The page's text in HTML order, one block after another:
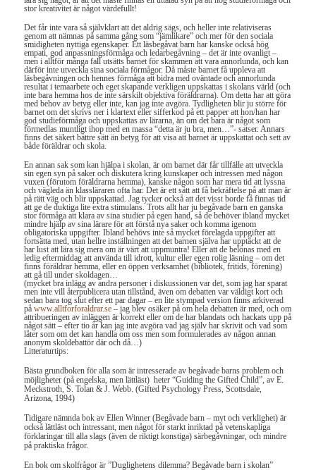
stor kreativitet är något värdefullt!
Det får inte vara så självklart att det aldrig sägs, och heller inte relativiseras
genom att nämnas på samma gång som “jämlikare” och mer för den sociala
smidigheten nyttiga egenskaper. Ett läsbegåvat barn har kanske också hög
empati, god anpassningsförmåga och ledarbegåvning – det är inte ovanligt –
men i alltför många fall utsätts barnet för skammen att vara annorlunda, och kan
därför inte utveckla sina sociala förmågor. Då måste barnet få uppleva att
läsbegåvningen och hennes förmåga att bidra med oväntade och annorlunda
resultat i temaarbete och eget skapande verkligen uppskattas i skolans värld (och
inte bara hemma hos de inte särskilt objektiva föräldrarna). Om detta har att göra
med behov av betyg eller inte, kan jag inte avgöra. Tydligheten blir ju större för
barnet om det skrivs ner i klartext eller sifferkod på ett papper att hon/han har
god studieförmåga och uppskattas av lärarna, än om det bara är något som
förmedlas muntligt ihop med en massa “detta är ju bra, men…”- satser. Annars
finns det säkert bättre sätt än betyg för att visa att barnet är uppskattat och sett av
både föräldrar och skola.
En annan sak som kan hjälpa i skolan, är om barnet där får tillfälle att utveckla
sin egen syn på saker och diskutera kring kunskaper och intressen med någon
vuxen (förutom föräldrarna hemma), kanske någon som har mera tid att lyssna
och vägleda än klassläraren ofta har. Det är ett sätt att få bekräftelse på att man är
på rätt väg och blir uppskattad. Jag tycker också att det visst borde få finnas tid
att ge de duktiga lite extra stimulans. Trots allt har ju begåvade barn en ganska
stor förmåga att klara av sina studier på egen hand, så de behöver ibland mycket
mindre hjälp av sina lärare för att förstå nya saker och komma igenom
obligatoriska uppgifter. Ibland behövs inte så mycket förelagda uppgifter att
fortsätta med, utan hellre inställningen att det barnen själva har upptäckt att de
har lust att lära sig mera om är värt att uppmuntra! Eller att de belönas med en
ledig eftermiddag att använda till idrott, kultur eller egen rolig läsning – om det
finns föräldrar hemma, eller en öppen verksamhet (bibliotek, fritids, förening)
att gå till under skoldagen…
(mycket bra inlägg av andra personer i diskussionen var det, som jag har sparat
men inte vill återpublicera utan tillstånd, även om debatten var väldigt kort och
sedan bara tog slut efter ett par dagar – en lite stympad version finns arkiverad
påwww.alltforforaldrar.se– jag blev osäker på om hela debatten är med, och om
attribueringen av inläggen är korrekt eller om de har blandats och hackats upp på
något sätt – efter tio år kan jag inte avgöra vad jag själv har skrivit och vad som
låter som om det kan handla om oss men som formulerades av någon annan
anonym skoldebattör där och då…)
Litteraturtips:
Bästa grundboken för alla som är intresserade av begåvade barns problem och
möjligheter (på engelska, men lättläst) heter “Guiding the Gifted Child”, av E.
Meckstroth, S. Tolan & J. Webb. (Gifted Psychology Press, Scottsdale,
Arizona, 1994)
Tidigare nämnda bok av Ellen Winner (Begåvade barn – myt och verklighet) är
också lättläst och intressant, men något för starkt inriktad på vetenskapliga
förklaringar till alla slags (även de riktigt konstiga) särbegåvningar, och mindre
på praktiska frågor.
En bok om skolfrågor är ”Duglighetens dilemma? Begåvade barn i skolan”